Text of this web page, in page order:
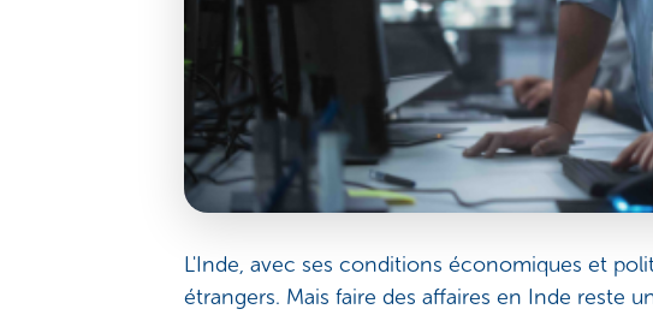
L'Inde, avec ses conditions économiques et
étrangers. Mais faire des affaires en Inde reste